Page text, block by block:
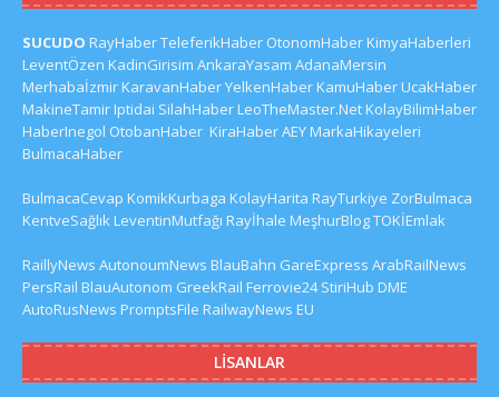
SUCUDO RayHaberTeleferikHaber OtonomHaberKimyaHaberleri
LeventÖzen KadinGirisim AnkaraYasam AdanaMersin
MerhabaİzmirKaravanHaberYelkenHaberKamuHaberUcakHaber
MakineTamirIptidai SilahHaberLeoTheMaster.NetKolayBilimHaber
HaberInegol OtobanHaber KiraHaberAEYMarkaHikayeleri
BulmacaHaber
BulmacaCevap KomikKurbaga KolayHarita RayTurkiye ZorBulmaca
KentveSağlık LeventinMutfağı Rayİhale MeşhurBlogTOKİEmlak
RaillyNews AutonoumNews BlauBahn GareExpress ArabRailNews
PersRail BlauAutonom GreekRail Ferrovie24 StiriHub DME
AutoRusNews PromptsFile RailwayNews EU
LISANLAR